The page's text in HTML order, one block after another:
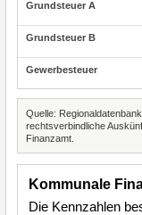
Quelle:
rechtsverbindliche
Finanzamt.
Kommunale
Die Kennzahlen